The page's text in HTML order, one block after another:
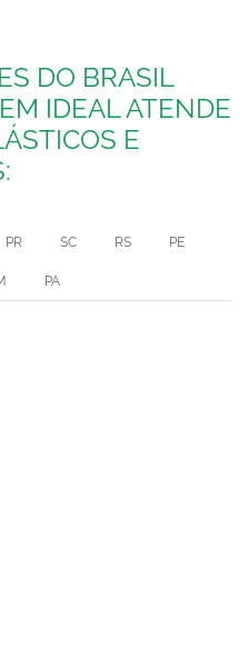
DO BRASIL
IDEAL ATENDE
E
PR SC RS PE
PA